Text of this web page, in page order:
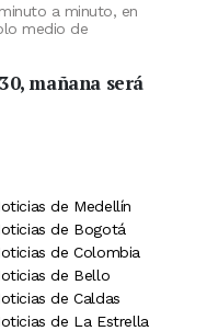
a minuto, en
medio de
mañana será
de Medellín
de Bogotá
de Colombia
de Bello
de Caldas
de La Estrella